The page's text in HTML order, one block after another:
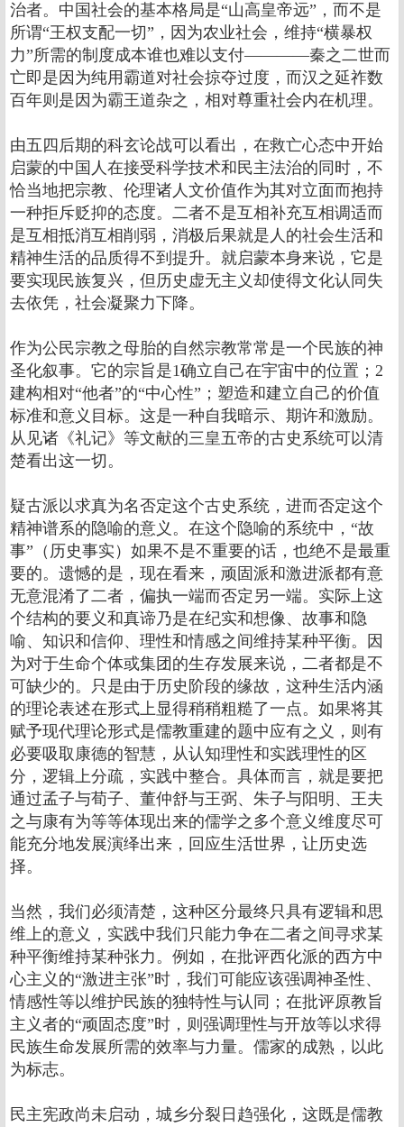
治者。中国社会的基本格局是“山高皇帝远”，而不是
所谓“王权支配一切”，因为农业社会，维持“横暴权
力”所需的制度成本谁也难以支付――――秦之二世而
亡即是因为纯用霸道对社会掠夺过度，而汉之延祚数
百年则是因为霸王道杂之，相对尊重社会内在机理。
由五四后期的科玄论战可以看出，在救亡心态中开始
启蒙的中国人在接受科学技术和民主法治的同时，不
恰当地把宗教、伦理诸人文价值作为其对立面而抱持
一种拒斥贬抑的态度。二者不是互相补充互相调适而
是互相抵消互相削弱，消极后果就是人的社会生活和
精神生活的品质得不到提升。就启蒙本身来说，它是
要实现民族复兴，但历史虚无主义却使得文化认同失
去依凭，社会凝聚力下降。
作为公民宗教之母胎的自然宗教常常是一个民族的神
圣化叙事。它的宗旨是1确立自己在宇宙中的位置；2
建构相对“他者”的“中心性”；塑造和建立自己的价值
标准和意义目标。这是一种自我暗示、期许和激励。
从见诸《礼记》等文献的三皇五帝的古史系统可以清
楚看出这一切。
疑古派以求真为名否定这个古史系统，进而否定这个
精神谱系的隐喻的意义。在这个隐喻的系统中，“故
事”（历史事实）如果不是不重要的话，也绝不是最重
要的。遗憾的是，现在看来，顽固派和激进派都有意
无意混淆了二者，偏执一端而否定另一端。实际上这
个结构的要义和真谛乃是在纪实和想像、故事和隐
喻、知识和信仰、理性和情感之间维持某种平衡。因
为对于生命个体或集团的生存发展来说，二者都是不
可缺少的。只是由于历史阶段的缘故，这种生活内涵
的理论表述在形式上显得稍稍粗糙了一点。如果将其
赋予现代理论形式是儒教重建的题中应有之义，则有
必要吸取康德的智慧，从认知理性和实践理性的区
分，逻辑上分疏，实践中整合。具体而言，就是要把
通过孟子与荀子、董仲舒与王弼、朱子与阳明、王夫
之与康有为等等体现出来的儒学之多个意义维度尽可
能充分地发展演绎出来，回应生活世界，让历史选
择。
当然，我们必须清楚，这种区分最终只具有逻辑和思
维上的意义，实践中我们只能力争在二者之间寻求某
种平衡维持某种张力。例如，在批评西化派的西方中
心主义的“激进主张”时，我们可能应该强调神圣性、
情感性等以维护民族的独特性与认同；在批评原教旨
主义者的“顽固态度”时，则强调理性与开放等以求得
民族生命发展所需的效率与力量。儒家的成熟，以此
为标志。
民主宪政尚未启动，城乡分裂日趋强化，这既是儒教